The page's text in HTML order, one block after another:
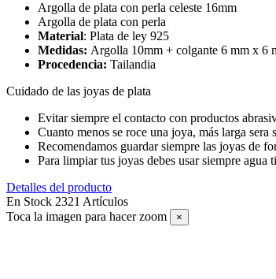
Argolla de plata con perla celeste 16mm
Argolla de plata con perla
Material: Plata de ley 925
Medidas: Argolla 10mm + colgante 6 mm x 6
Procedencia: Tailandia
Cuidado de las joyas de plata
Evitar siempre el contacto con productos
Cuanto menos se roce una joya, más larga sera
Recomendamos guardar siempre las joyas de
Para limpiar tus joyas debes usar siempre
Detalles del producto
En Stock 2321 Artículos
Toca la imagen para hacer zoom
×